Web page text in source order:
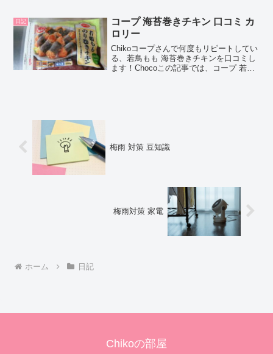
この記事では、アンデ ANDE デニッシュ
食パン ...
日記
コープ 海苔巻きチキン 口コミ カ
ロリー
Chikoコープさんで何度もリピートしてい
る、若鳥もも 海苔巻きチキンを口コミし
ます！Chocoこの記事では、コープ 若鳥
梅雨 対策 豆知識
梅雨対策 家電
ホーム 日記
Chikoの部屋